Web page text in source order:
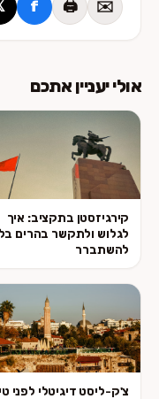
✉️
🖨️
f
אולי יעניין אתכם
קירגיזסטן בתקציב: איך
לגלוש ולתקשר בהרים
להשתברר
צ'ק-ליסט דיגיטלי לפני